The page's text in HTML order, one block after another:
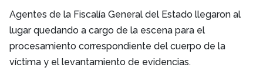
Agentes de la Fiscalía General del Estado llegaron al
lugar quedando a cargo de la escena para el
procesamiento correspondiente del cuerpo de la
víctima y el levantamiento de evidencias.